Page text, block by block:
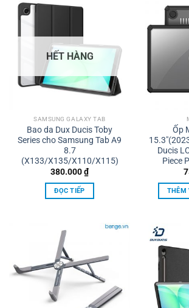
HẾT HÀNG
SAMSUNG GALAXY TAB
Bao da Dux Ducis Toby
Series cho Samsung Tab A9
8.7
(X133/X135/X110/X115)
380.000₫
ĐỌC TIẾP
Ốp
Ducis
Piece
THÊM